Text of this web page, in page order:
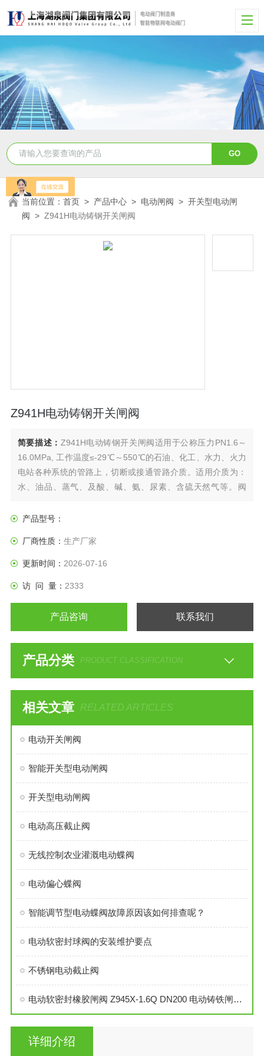
当前位置：首页 > 产品中心 > 电动闸阀 >开关型电动闸
阀 >Z941H电动铸钢开关闸阀
Z941H电动铸钢开关闸阀
简要描述： Z941H电动铸钢开关闸阀适用于公称压力PN1.6～
16.0MPa, 工作温度≤-29℃～550℃的石油、化工、水力、火力
电站各种系统的管路上，切断或接通管路介质。适用介质为：
水、油品、蒸气、及酸、碱、氨、尿素、含硫天然气等。​阀
杆、阀杆螺母、填料压盖、手轮、 锁紧螺母等主要零件组成。
产品型号：
厂商性质： 生产厂家
更新时间： 2026-07-16
访 问 量： 2333
产品咨询 联系我们
产品分类 PRODUCT CLASSIFICATION
相关文章 RELATED ARTICLES
电动开关闸阀
智能开关型电动闸阀
开关型电动闸阀
电动高压截止阀
无线控制农业灌溉电动蝶阀
电动偏心蝶阀
智能调节型电动蝶阀故障原因该如何排查呢？
电动软密封球阀的安装维护要点
不锈钢电动截止阀
电动软密封橡胶闸阀 Z945X-1.6Q DN200 电动铸铁闸阀 电动球墨铸铁软闸阀
详细介绍